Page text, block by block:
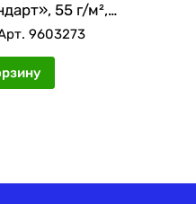
55 г/м²,
9603273